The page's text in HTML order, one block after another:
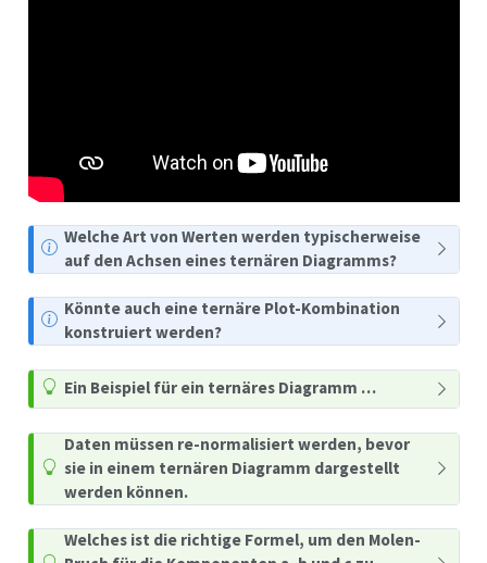
Welche Art von Werten werden typischerweise
auf den Achsen eines ternären Diagramms?
Könnte auch eine ternäre Plot-Kombination
konstruiert werden?
Ein Beispiel für ein ternäres Diagramm …
Daten müssen re-normalisiert werden, bevor
sie in einem ternären Diagramm dargestellt
werden können.
Welches ist die richtige Formel, um den Molen-